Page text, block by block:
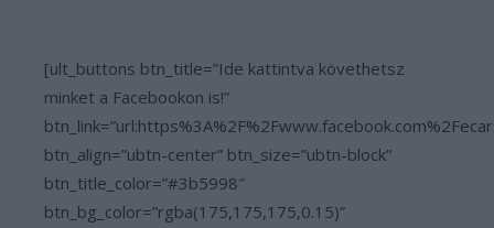
[ult_buttons btn_title=”Ide kattintva követhetsz
minket a Facebookon is!”
btn_align=”ubtn-center” btn_size=”ubtn-block”
btn_title_color=”#3b5998″
btn_bg_color=”rgba(175,175,175,0.15)”